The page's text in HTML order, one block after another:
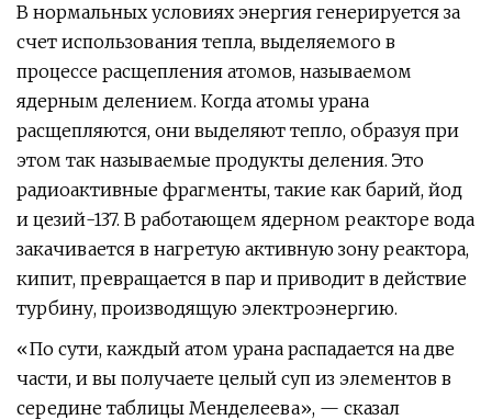
В нормальных условиях энергия генерируется за
счет использования тепла, выделяемого в
процессе расщепления атомов, называемом
ядерным делением. Когда атомы урана
расщепляются, они выделяют тепло, образуя при
этом так называемые продукты деления. Это
радиоактивные фрагменты, такие как барий, йод
и цезий-137. В работающем ядерном реакторе вода
закачивается в нагретую активную зону реактора,
кипит, превращается в пар и приводит в действие
турбину, производящую электроэнергию.
«По сути, каждый атом урана распадается на две
части, и вы получаете целый суп из элементов в
середине таблицы Менделеева», — сказал